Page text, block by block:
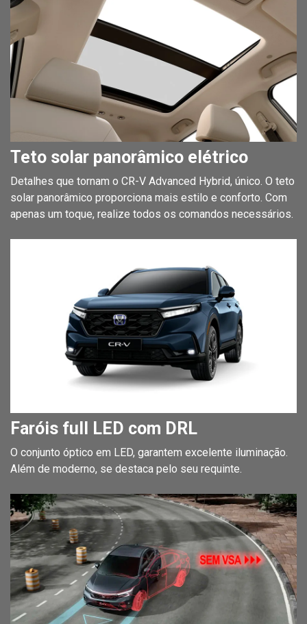
Teto solar panorâmico elétrico
Detalhes que tornam o CR-V Advanced Hybrid, único. O teto
solar panorâmico proporciona mais estilo e conforto. Com
apenas um toque, realize todos os comandos necessários.
Faróis full LED com DRL
O conjunto óptico em LED, garantem excelente iluminação.
Além de moderno, se destaca pelo seu requinte.